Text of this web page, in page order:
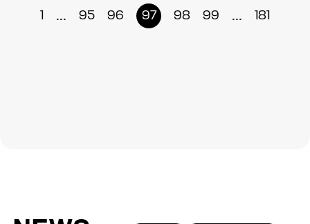
1 ... 95 96 97 98 99 ... 181